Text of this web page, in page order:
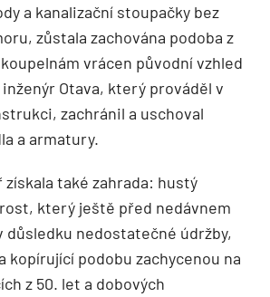
a kanalizační stoupačky bez
zůstala zachována podoba z
vrácen původní vzhled
Otava, který prováděl v
zachránil a uschoval
a armatury.
také zahrada: hustý
který ještě před nedávnem
důsledku nedostatečné údržby,
kopírující podobu zachycenou na
z 50. let a dobových